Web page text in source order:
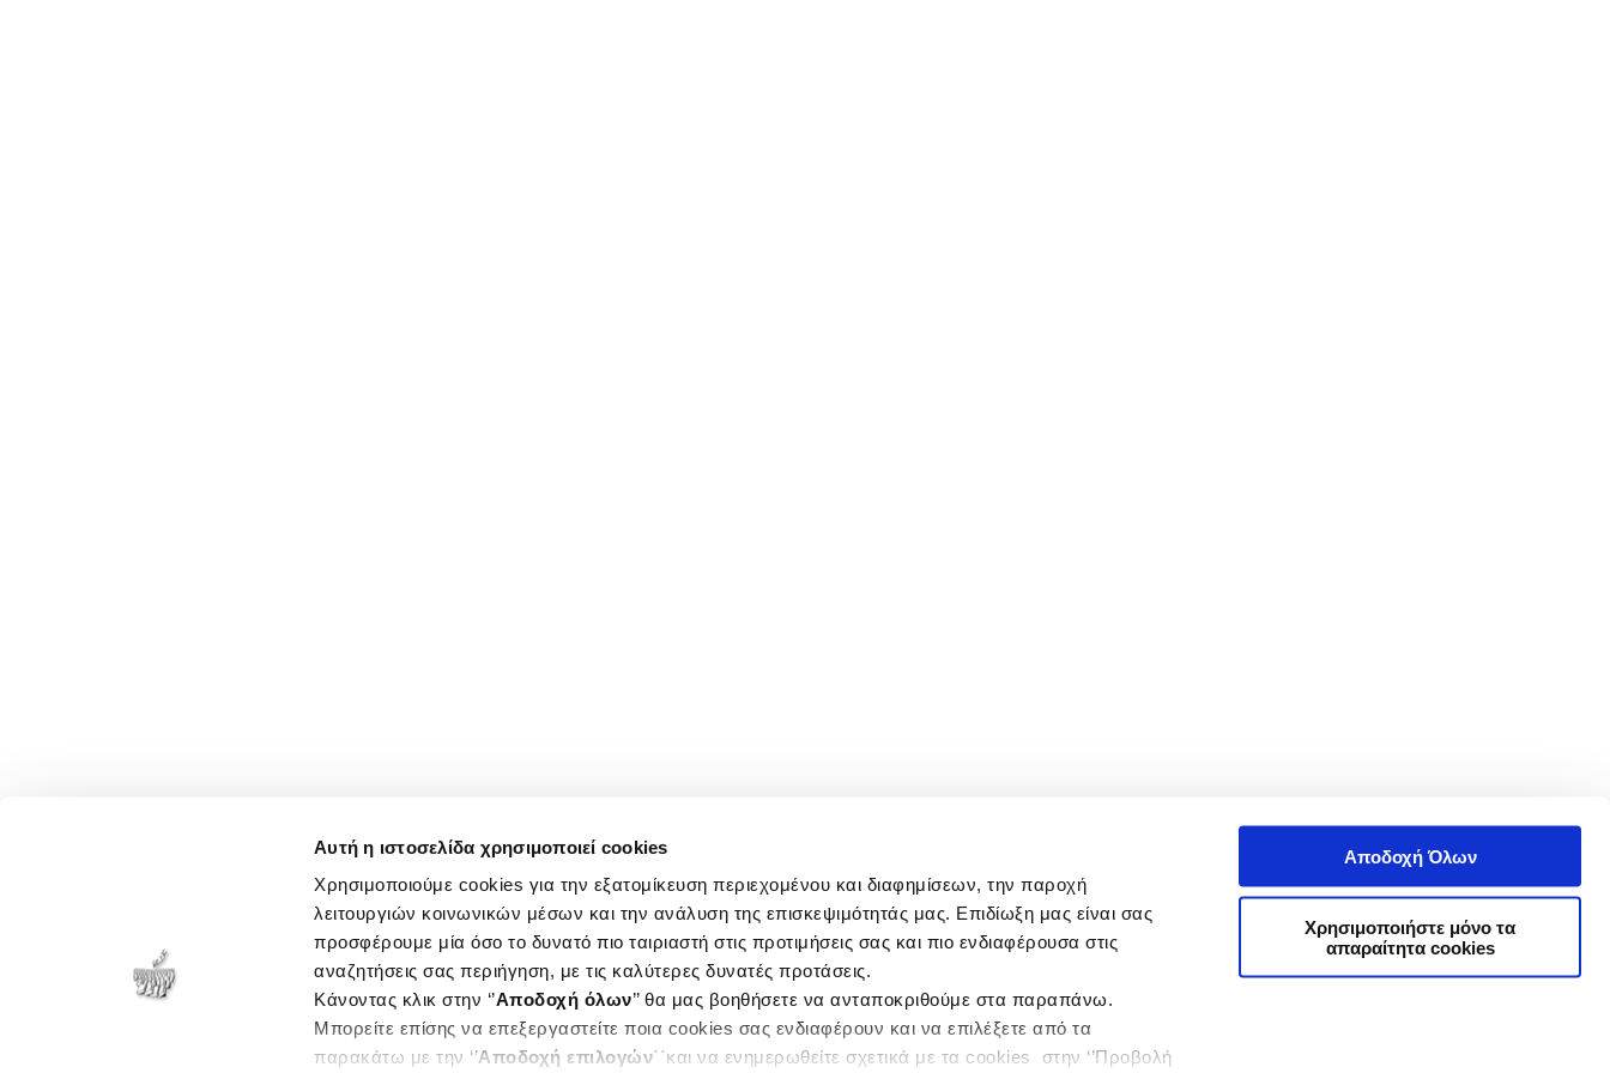
Αυτή η ιστοσελίδα χρησιμοποιεί cookies
Χρησιμοποιούμε cookies για την εξατομίκευση περιεχομένου και διαφημίσεων, την παροχή
λειτουργιών κοινωνικών μέσων και την ανάλυση της επισκεψιμότητάς μας. Επιδίωξη μας είναι σας
προσφέρουμε μία όσο το δυνατό πιο ταιριαστή στις προτιμήσεις σας και πιο ενδιαφέρουσα στις
αναζητήσεις σας περιήγηση, με τις καλύτερες δυνατές προτάσεις.
Κάνοντας κλικ στην ‘’Αποδοχή όλων’’ θα μας βοηθήσετε να ανταποκριθούμε στα παραπάνω.
Μπορείτε επίσης να επεξεργαστείτε ποια cookies σας ενδιαφέρουν και να επιλέξετε από τα
παρακάτω με την ‘’Αποδοχή επιλογών΄΄και να ενημερωθείτε σχετικά με τα cookies στην ‘’Προβολή
Αποδοχή Όλων
Χρησιμοποιήστε μόνο τα
απαραίτητα cookies